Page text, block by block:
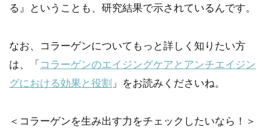
る』ということも、研究結果で示されているんです。
なお、コラーゲンについてもっと詳しく知りたい方
は、「 コラーゲンのエイジングケアとアンチエイジン
グにおける効果と役割 」をお読みくださいね。
＜コラーゲンを生み出す力をチェックしたいなら！＞